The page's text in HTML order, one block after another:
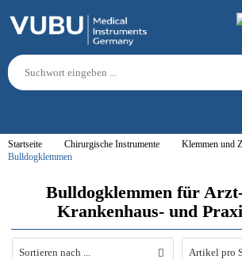
Startseite Chirurgische Instrumente
Klemmen und
Bulldogklemmen
Bulldogklemmen für
Krankenhaus- und
Sortieren nach ... Artikel pro